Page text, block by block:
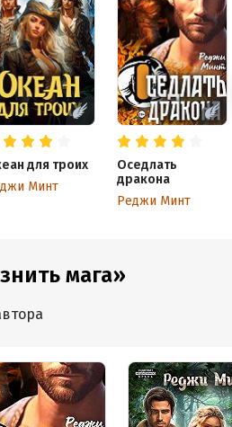
для троих
Минт
Оседлать
дракона
Реджи Минт
мага»